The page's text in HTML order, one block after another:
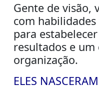
Gente de visão,
com
para
resultados e um
organização.
ELES